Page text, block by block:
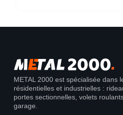
METAL 2000 est spécialisée dans
résidentielles et industrielles :
portes sectionnelles, volets
garage.